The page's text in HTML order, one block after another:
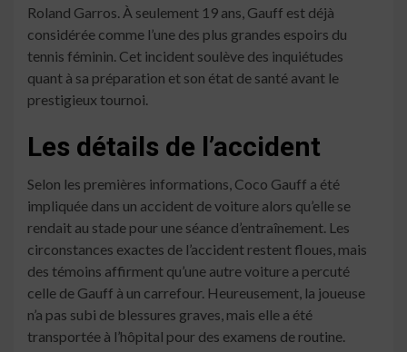
Roland Garros. À seulement 19 ans, Gauff est déjà
considérée comme l’une des plus grandes espoirs du
tennis féminin. Cet incident soulève des inquiétudes
quant à sa préparation et son état de santé avant le
prestigieux tournoi.
Les détails de l’accident
Selon les premières informations, Coco Gauff a été
impliquée dans un accident de voiture alors qu’elle se
rendait au stade pour une séance d’entraînement. Les
circonstances exactes de l’accident restent floues, mais
des témoins affirment qu’une autre voiture a percuté
celle de Gauff à un carrefour. Heureusement, la joueuse
n’a pas subi de blessures graves, mais elle a été
transportée à l’hôpital pour des examens de routine.